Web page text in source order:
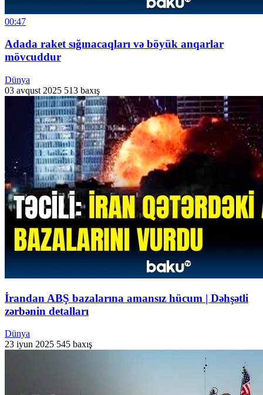
00:47
Adada raket sığınacaqları və böyük anqarlar
mövcuddur
Dünya
03 avqust 2025 513 baxış
İrandan ABŞ bazalarına amansız hücum | Dəhşətli
zərbənin detalları
Dünya
23 iyun 2025 545 baxış